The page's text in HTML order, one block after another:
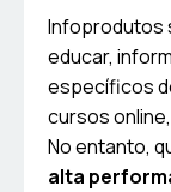
Infoprodutos
educar,
específicos
cursos
No entanto,
alta